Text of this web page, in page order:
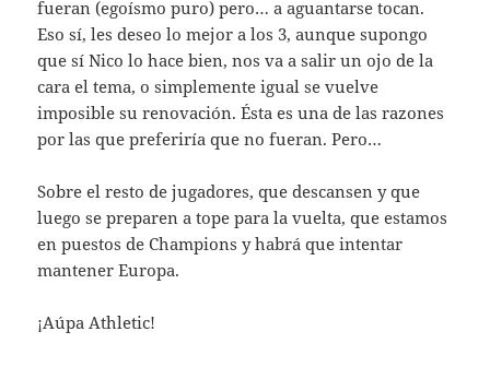
fueran (egoísmo puro) pero… a aguantarse tocan.
Eso sí, les deseo lo mejor a los 3, aunque supongo
que sí Nico lo hace bien, nos va a salir un ojo de la
cara el tema, o simplemente igual se vuelve
imposible su renovación. Ésta es una de las razones
por las que preferiría que no fueran. Pero…
Sobre el resto de jugadores, que descansen y que
luego se preparen a tope para la vuelta, que estamos
en puestos de Champions y habrá que intentar
mantener Europa.
¡Aúpa Athletic!